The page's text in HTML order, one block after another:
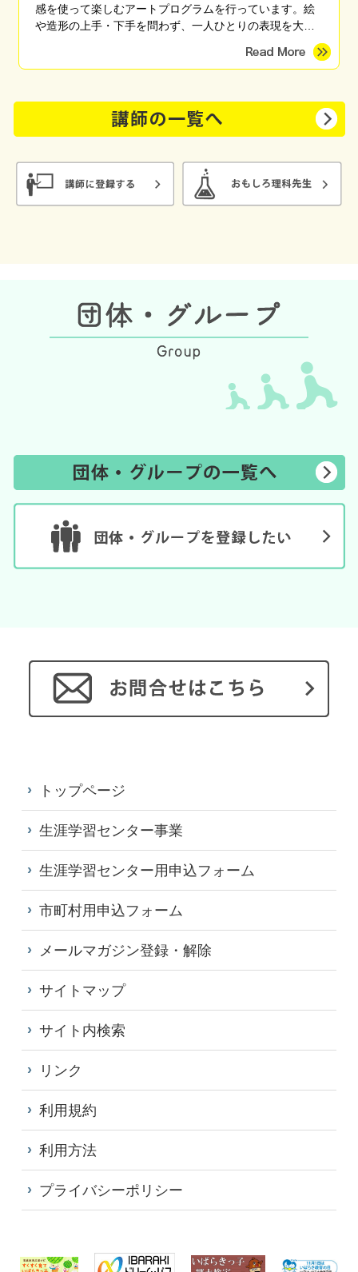
感を使って楽しむアートプログラムを行っています。絵
や造形の上手・下手を問わず、一人ひとりの表現を大切
チーフやさまざまな画材を用い、親子講座、高齢者施
トップページ
生涯学習センター事業
生涯学習センター用申込フォーム
市町村用申込フォーム
メールマガジン登録・解除
サイトマップ
サイト内検索
リンク
利用規約
利用方法
プライバシーポリシー